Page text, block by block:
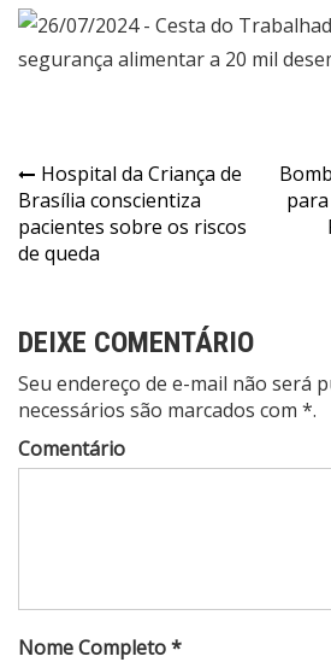
Navegação
de
Post
Hospital da Criança de
Brasília conscientiza
pacientes sobre os riscos
de queda
DEIXE COMENTÁRIO
Seu endereço de e-mail não será
necessários são marcados com *.
Comentário
Nome Completo *